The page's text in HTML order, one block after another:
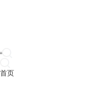
首页